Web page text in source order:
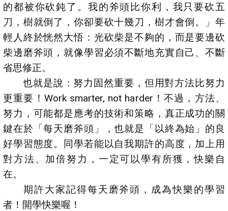
的都被你砍鈍了。我的斧頭比你利，我只要砍五
刀，樹就倒了，你卻要砍十幾刀，樹才會倒。」年
輕人終於恍然大悟：光砍柴是不夠的，而是要邊砍
柴邊磨斧頭，就像學習必須不斷地充實自己、不斷
省思修正。
也就是說：努力固然重要，但用對方法比努力
更重要！Work smarter, not harder！不過，方法、
努力，可能都是應考的技術和策略，真正成功的關
鍵在於「每天磨斧頭」，也就是「以終為始」的良
好學習態度。同學若能以自我期許的高度，加上用
對方法、加倍努力，一定可以學有所獲，快樂自
在。
期許大家記得每天磨斧頭，成為快樂的學習
者！開學快樂喔！